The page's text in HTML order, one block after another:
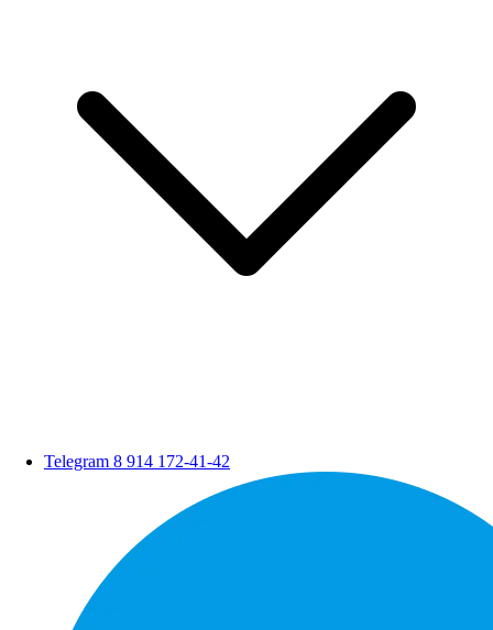
Telegram 8 914 172-41-42